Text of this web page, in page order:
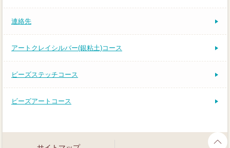
連絡先
アートクレイシルバー(銀粘土)コース
ビーズステッチコース
ビーズアートコース